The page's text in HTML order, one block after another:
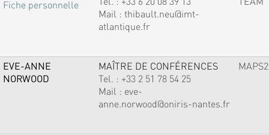
Fiche personnelle
Mail : thibault.neu@imt-
atlantique.fr
EVE-ANNE
NORWOOD
MAÎTRE DE CONFÉRENCES
Tel. : +33 2 51 78 54 25
Mail : eve-
anne.norwood@oniris-nantes.fr
MAPS2